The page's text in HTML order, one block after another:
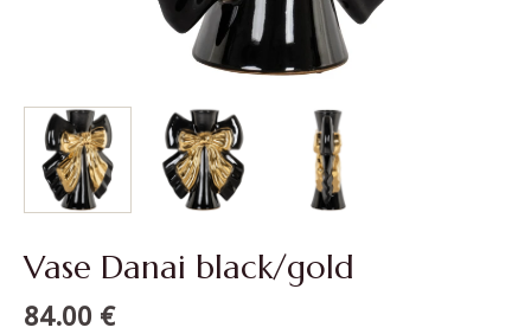
Vase Danai black/gold
84.00 €